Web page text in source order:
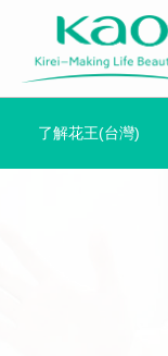
了解花王(台灣)